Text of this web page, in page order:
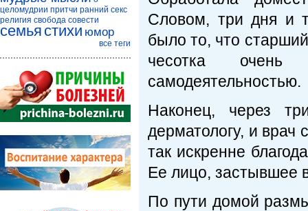
Словом, три дня и
было то, что
чесотка очень
самодеятельностью.
Наконец, через
дерматологу, и врач
так искренне
Ее лицо, застывшее
По пути домой
целомудрии притчи ранний секс
религия свобода совести
семья стихи юмор
все теги